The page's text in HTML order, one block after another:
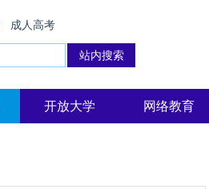
成人高考
开放大学 网络教育